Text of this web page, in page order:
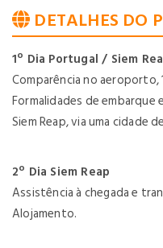
DETALHES DO
1º Dia Portugal / Siem
Comparência no
Formalidades de
Siem Reap, via uma cidade
2º Dia Siem Reap
Assistência à chegada e
Alojamento.